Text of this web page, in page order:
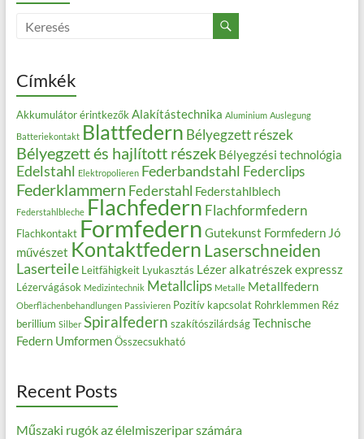
Címkék
Akkumulátor érintkezők Alakítástechnika Aluminium Auslegung
Batteriekontakt Blattfedern Bélyegzett részek
Bélyegzett és hajlított részek Bélyegzési technológia
Edelstahl Elektropolieren Federbandstahl Federclips
Federklammern Federstahl Federstahlblech
Federstahlbleche Flachfedern Flachformfedern
Flachkontakt Formfedern Gutekunst Formfedern Jó
művészet KontaktfedernLaserschneiden
Laserteile Leitfähigkeit Lyukasztás Lézer alkatrészek expressz
Lézervágások Medizintechnik Metallclips Metalle Metallfedern
Oberflächenbehandlungen Passivieren Pozitív kapcsolat Rohrklemmen Réz
berillium Silber Spiralfedern szakítószilárdság Technische
Federn Umformen Összecsukható
Recent Posts
Műszaki rugók az élelmiszeripar számára